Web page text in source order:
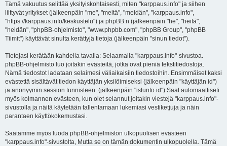
Tämä vakuutus selittää yksityiskohtaisesti, miten "karppaus.info" ja siihen
liittyvät yritykset (jälkeenpäin "me", "meitä", "meidän", "karppaus.info",
"https://karppaus.info/keskustelu") ja phpBB:n (jälkeenpäin "he", "heitä",
"heidän", "phpBB-ohjelmisto", "www.phpbb.com", "phpBB Group", "phpBB
Tiimit") käyttävät sinulta kerättyjä tietoja (jälkeenpäin "sinun tiedot").
Tietojasi kerätään kahdella tavalla: Selaamalla "karppaus.info"-sivustoa.
phpBB-ohjelmisto luo joitakin evästeitä, jotka ovat pieniä tekstitiedostoja.
Nämä tiedostot ladataan selaimesi väliaikaisiin tiedostoihin. Ensimmäiset kaksi
evästettä sisältävät tiedon käyttäjän yksilöimiseksi (jälkeenpäin "käyttäjän id")
ja anonyymin session tunnisteen. (jälkeenpäin "istunto id") Saat automaattiseti
myös kolmannen evästeen, kun olet selannut joitakin viestejä "karppaus.info"-
sivustolla ja näitä käytetään tallentamaan lukemiasi vestiketjuja ja näin
parantaen käyttökokemustasi.
Saatamme myös luoda phpBB-ohjelmiston ulkopuolisen evästeen
"karppaus.info"-sivustolta, Mutta se on tämän dokumentin ulkopuolella. Tämä